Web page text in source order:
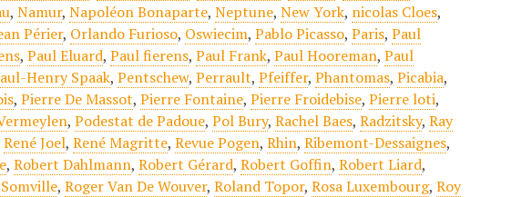
,Namur,Napoléon Bonaparte,Neptune,New York, nicolas Cloes,
Périer, Orlando Furioso, Oswiecim,Pablo Picasso,Paris,Paul
,Paul Eluard,Paul fierens,Paul Frank,Paul Hooreman,Paul
Henry Spaak,Pentschew,Perrault,Pfeiffer,Phantomas,Picabia,
,Pierre De Massot,Pierre Fontaine,Pierre Froidebise,Pierre loti,
,Podestat de Padoue,Pol Bury,Rachel Baes,Radzitsky,Ray
René Joel,René Magritte,Revue Pogen,Rhin,Ribemont-Dessaignes,
,Robert Dahlmann,Robert Gérard,Robert Goffin,Robert Liard,
,Roger Van De Wouver,Roland Topor,Rosa Luxembourg,Roy